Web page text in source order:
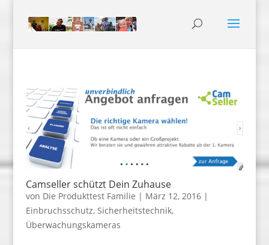
Camseller schützt Dein Zuhause
von Die Produkttest Familie | März 12, 2016|
Einbruchsschutz, Sicherheitstechnik,
Überwachungskameras